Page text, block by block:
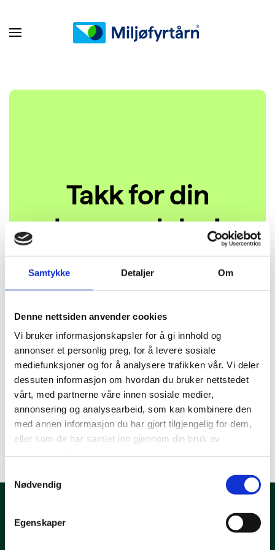
Samtykke Detaljer Om
Denne nettsiden anvender cookies
Vi bruker informasjonskapsler for å gi innhold og
annonser et personlig preg, for å levere sosiale
mediefunksjoner og for å analysere trafikken vår. Vi deler
dessuten informasjon om hvordan du bruker nettstedet
vårt, med partnerne våre innen sosiale medier,
annonsering og analysearbeid, som kan kombinere den
med annen informasjon du har gjort tilgjengelig for dem,
eller som de har samlet inn gjennom din bruk av
Nødvendig
Egenskaper
Takk for din
henvendelse!
Vi kontakter deg innen tre virkedager.
Hvis det haster kan du ringe oss på 38 00
80 60.
Kontakt oss